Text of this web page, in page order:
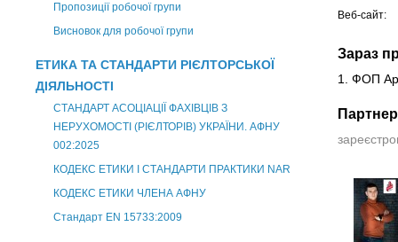
Пропозиції робочої групи
Висновок для робочої групи
ЕТИКА ТА СТАНДАРТИ РІЄЛТОРСЬКОЇ
ДІЯЛЬНОСТІ
СТАНДАРТ АСОЦІАЦІЇ ФАХІВЦІВ З
НЕРУХОМОСТІ (РІЄЛТОРІВ) УКРАЇНИ. АФНУ
002:2025
КОДЕКС ЕТИКИ І СТАНДАРТИ ПРАКТИКИ NAR
КОДЕКС ЕТИКИ ЧЛЕНА АФНУ
Стандарт EN 15733:2009
Веб-сайт:
Зараз
1. ФОП